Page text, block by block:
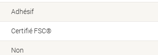
Adhésif
Certifié FSC®
Non